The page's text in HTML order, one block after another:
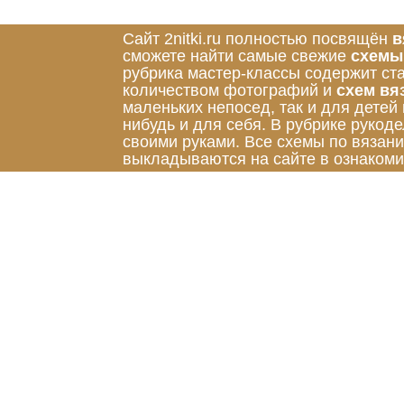
Сайт 2nitki.ru полностью посвящён
сможете найти самые свежие схемы
рубрика мастер-классы содержит
количеством фотографий и схем
маленьких непосед, так и для
нибудь и для себя. В рубрике
своими руками. Все схемы по
выкладываются на сайте в